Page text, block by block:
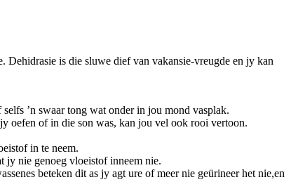
is die sluwe dief van vakansie-vreugde en jy kan
’n swaar tong wat onder in jou mond vasplak.
oefen of in die son was, kan jou vel ook rooi vertoon.
in te neem.
jy nie genoeg vloeistof inneem nie.
beteken dit as jy agt ure of meer nie geürineer het nie,en